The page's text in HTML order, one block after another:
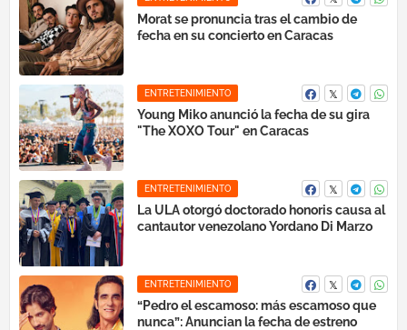
Morat se pronuncia tras el cambio de
fecha en su concierto en Caracas
ENTRETENIMIENTO
Young Miko anunció la fecha de su gira
"The XOXO Tour" en Caracas
ENTRETENIMIENTO
La ULA otorgó doctorado honoris causa al
cantautor venezolano Yordano Di Marzo
ENTRETENIMIENTO
“Pedro el escamoso: más escamoso que
nunca”: Anuncian la fecha de estreno